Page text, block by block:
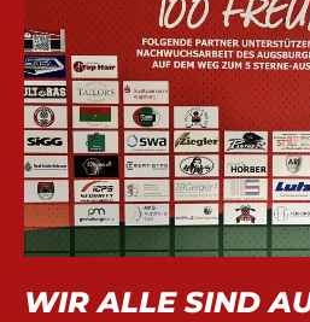
WIR ALLE SIND